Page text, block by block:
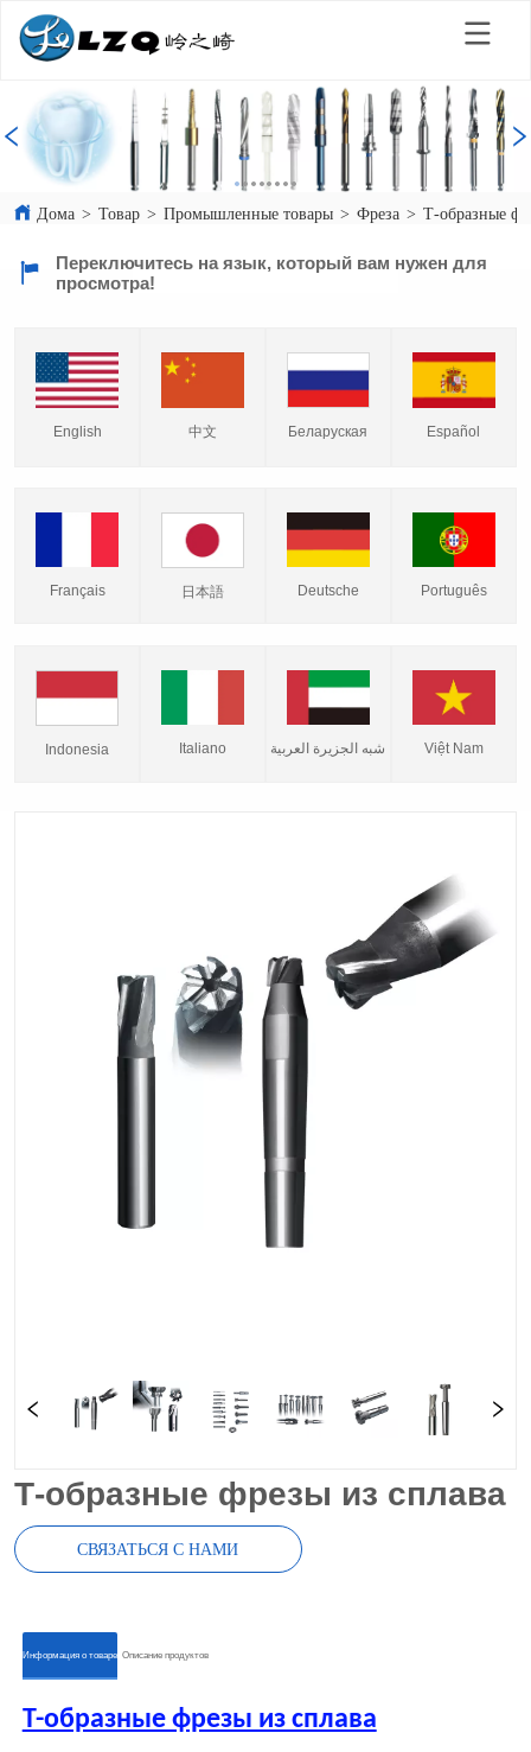
Дома > Товар > Промышленные товары > Фреза > Т-образные
Переключитесь на язык, который вам нужен для
просмотра!
English 中文 Беларуская Español
Français 日本語 Deutsche Português
Indonesia Italiano شبه الجزيرة العربية Việt Nam
Т-образные фрезы из сплава
СВЯЗАТЬСЯ С НАМИ
ㅤㅤИнформация о товареㅤㅤ ㅤㅤОписание продуктовㅤㅤ